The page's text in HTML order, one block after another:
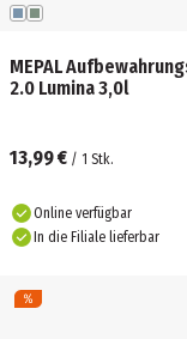
MEPAL
2.0 Lumina 3,0l
13,99 € / 1 Stk.
Online verfügbar
In die Filiale lieferbar